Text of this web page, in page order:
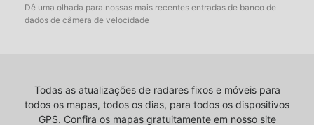
Dê uma olhada para nossas mais recentes entradas de banco de
dados de câmera de velocidade
Todas as atualizações de radares fixos e móveis para
todos os mapas, todos os dias, para todos os dispositivos
GPS. Confira os mapas gratuitamente em nosso site